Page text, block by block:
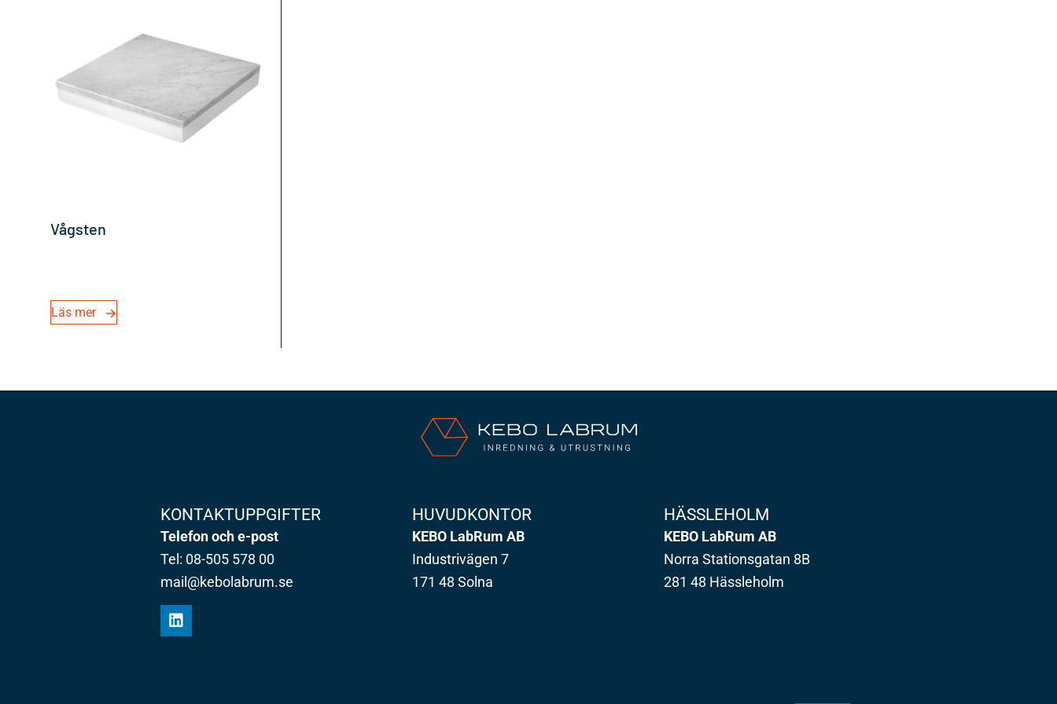
Vågsten
Läs mer
KONTAKTUPPGIFTER
Telefon och e-post
Tel: 08-505 578 00
mail@kebolabrum.se
HUVUDKONTOR
KEBO LabRum AB
Industrivägen 7
171 48 Solna
HÄSSLEHOLM
KEBO LabRum AB
Norra Stationsgatan 8B
281 48 Hässleholm